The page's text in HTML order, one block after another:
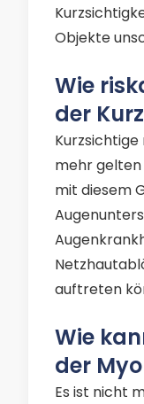
Objekte
Wie
der
mehr gelten
mit diesem
auftreten
Wie
der
Es ist nicht